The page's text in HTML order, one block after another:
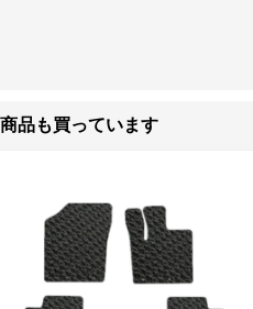
品も買っています